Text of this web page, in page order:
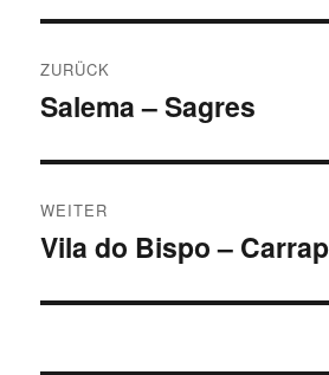
ZURÜCK
Vorheriger
Salema – Sagres
WEITER
Nächster
Vila do Bispo –